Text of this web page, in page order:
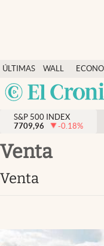
ÚLTIMAS
NOTICIAS
WALL
STREET
Y
DÓLAR
Finanzas y economía
Wall Street y dólar
Inmigración
Tiempo
Ciencia y salud
Streaming
S&P 500 INDEX
7709,96
-0.18%
venta
venta